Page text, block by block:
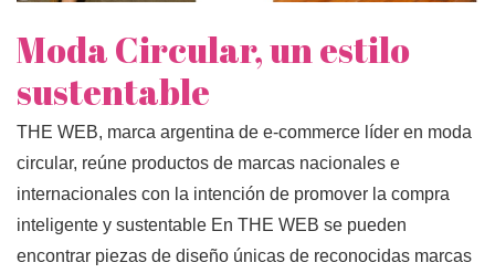
Moda Circular, un estilo
sustentable
THE WEB, marca argentina de e-commerce líder en moda
circular, reúne productos de marcas nacionales e
internacionales con la intención de promover la compra
inteligente y sustentable En THE WEB se pueden
encontrar piezas de diseño únicas de reconocidas marcas